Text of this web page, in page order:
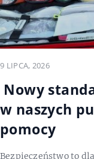
Nowy
w naszych
pomocy
9 LIPCA, 2026
Bezpieczeństwo to